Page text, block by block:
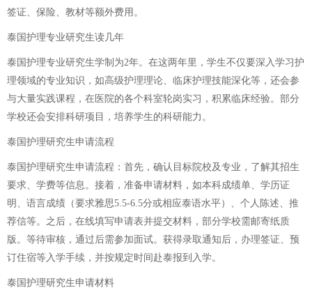
签证、保险、教材等额外费用。
泰国护理专业研究生读几年
泰国护理专业研究生学制为2年。在这两年里，学生不仅要深入学习护
理领域的专业知识，如高级护理理论、临床护理技能深化等，还会参
与大量实践课程，在医院的各个科室轮岗实习，积累临床经验。部分
学校还会安排科研项目，培养学生的科研能力。
泰国护理研究生申请流程
泰国护理研究生申请流程：首先，确认目标院校及专业，了解其招生
要求、学费等信息。接着，准备申请材料，如本科成绩单、学历证
明、语言成绩（要求雅思5.5-6.5分或相应泰语水平）、个人陈述、推
荐信等。之后，在线填写申请表并提交材料，部分学校需邮寄纸质
版。等待审核，通过后需参加面试。获得录取通知后，办理签证、预
订住宿等入学手续，并按规定时间赴泰报到入学。
泰国护理研究生申请材料